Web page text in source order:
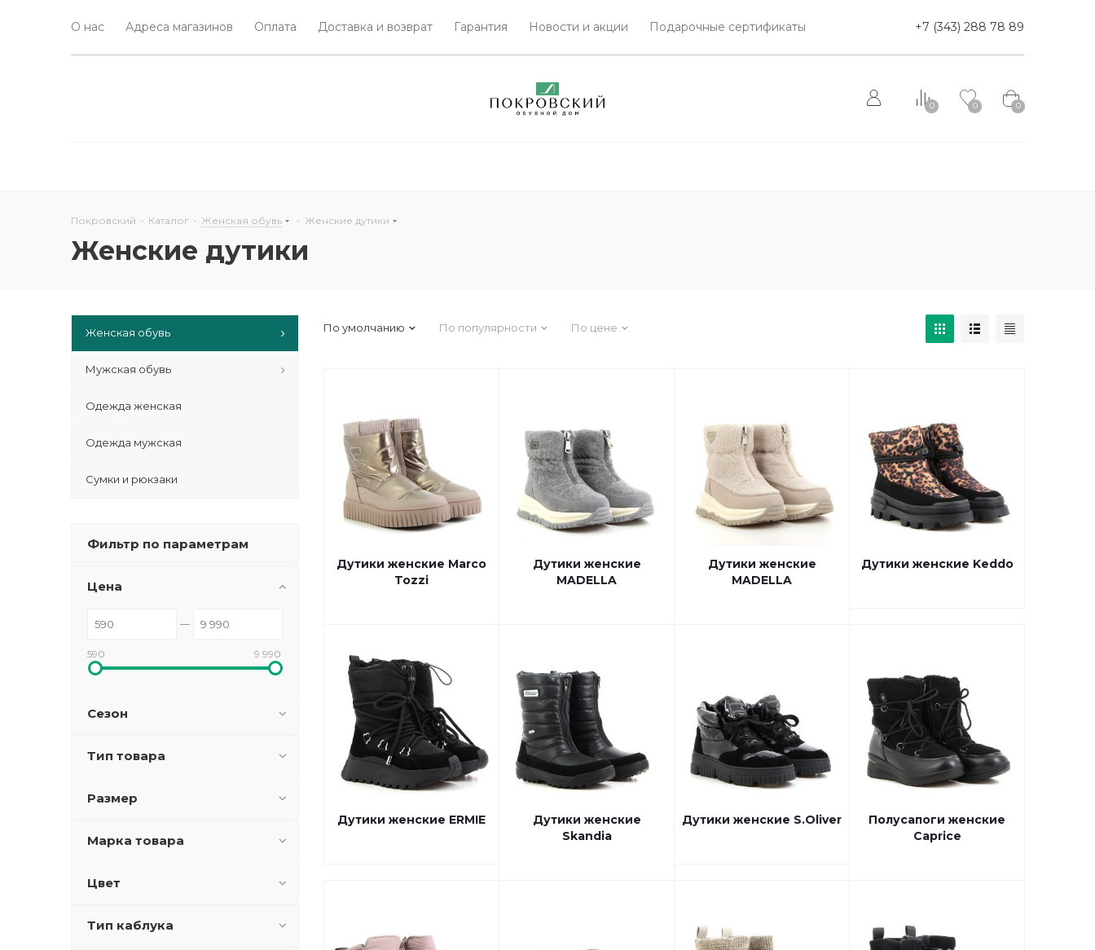
О нас Адреса магазинов Оплата Доставка и возврат Гарантия Новости и акции Подарочные сертификаты +7 (343) 288 78 89
0 0 0
Покровский - Каталог - Женская обувь - Женские дутики
Женские дутики
По умолчанию По популярности По цене
Дутики женские Marco
Tozzi
Дутики женские
MADELLA
Дутики женские
MADELLA
Дутики женские Keddo
Дутики женские ERMIE
Дутики женские
Skandia
Дутики женские S.Oliver
Полусапоги женские
Caprice
Женская обувь
Мужская обувь
Одежда женская
Одежда мужская
Сумки и рюкзаки
Фильтр по параметрам
Цена
590 9 990
Сезон
Тип товара
Размер
Марка товара
Цвет
Тип каблука